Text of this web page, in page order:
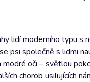
lidí moderního typu s
psi společně s lidmi
oči – světlou
chorob usilujících